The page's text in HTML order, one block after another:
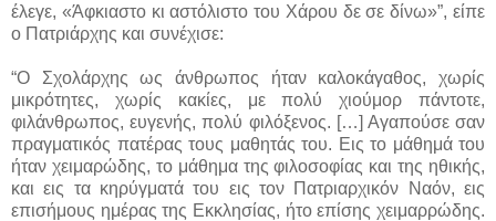
έλεγε, «Άφκιαστο κι αστόλιστο του Χάρου δε σε δίνω»”, είπε
ο Πατριάρχης και συνέχισε:
“Ο Σχολάρχης ως άνθρωπος ήταν καλοκάγαθος, χωρίς
μικρότητες, χωρίς κακίες, με πολύ χιούμορ πάντοτε,
φιλάνθρωπος, ευγενής, πολύ φιλόξενος. […] Αγαπούσε σαν
πραγματικός πατέρας τους μαθητάς του. Εις το μάθημά του
ήταν χειμαρώδης, το μάθημα της φιλοσοφίας και της ηθικής,
και εις τα κηρύγματά του εις τον Πατριαρχικόν Ναόν, εις
επισήμους ημέρας της Εκκλησίας, ήτο επίσης χειμαρρώδης.